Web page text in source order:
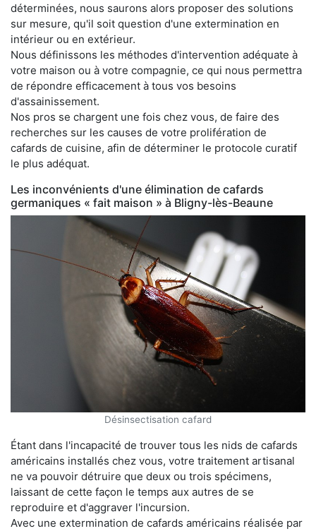
déterminées, nous saurons alors proposer des solutions
sur mesure, qu'il soit question d'une extermination en
intérieur ou en extérieur.
Nous définissons les méthodes d'intervention adéquate à
votre maison ou à votre compagnie, ce qui nous permettra
de répondre efficacement à tous vos besoins
d'assainissement.
Nos pros se chargent une fois chez vous, de faire des
recherches sur les causes de votre prolifération de
cafards de cuisine, afin de déterminer le protocole curatif
le plus adéquat.
Les inconvénients d'une élimination de cafards
germaniques « fait maison » à Bligny-lès-Beaune
Désinsectisation cafard
Étant dans l'incapacité de trouver tous les nids de cafards
américains installés chez vous, votre traitement artisanal
ne va pouvoir détruire que deux ou trois spécimens,
laissant de cette façon le temps aux autres de se
reproduire et d'aggraver l'incursion.
Avec une extermination de cafards américains réalisée par